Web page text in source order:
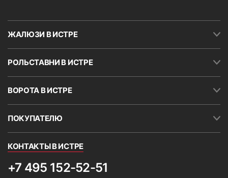
ЖАЛЮЗИ В ИСТРЕ
РОЛЬСТАВНИ В ИСТРЕ
ВОРОТА В ИСТРЕ
ПОКУПАТЕЛЮ
КОНТАКТЫ В ИСТРЕ
+7 495 152-52-51